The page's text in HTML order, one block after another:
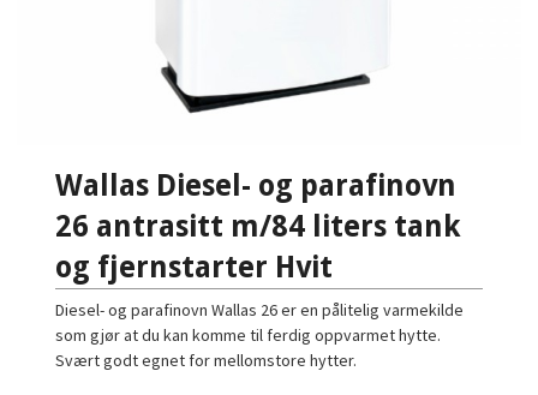
Wallas Diesel- og parafinovn
26 antrasitt m/84 liters tank
og fjernstarter Hvit
Diesel- og parafinovn Wallas 26 er en pålitelig varmekilde
som gjør at du kan komme til ferdig oppvarmet hytte.
Svært godt egnet for mellomstore hytter.